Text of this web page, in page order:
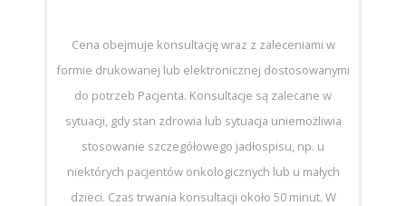
Cena obejmuje konsultację wraz z zaleceniami w
formie drukowanej lub elektronicznej dostosowanymi
do potrzeb Pacjenta. Konsultacje są zalecane w
sytuacji, gdy stan zdrowia lub sytuacja uniemożliwia
stosowanie szczegółowego jadłospisu, np. u
niektórych pacjentów onkologicznych lub u małych
dzieci. Czas trwania konsultacji około 50 minut. W